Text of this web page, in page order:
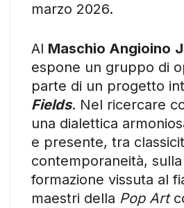
marzo 2026.
Al Maschio Angioino
espone un gruppo di
parte di un progetto
Fields. Nel ricercare
una dialettica
e presente, tra
contemporaneità,
formazione vissuta al
maestri della Pop Art